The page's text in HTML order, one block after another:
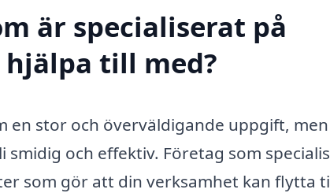
är specialiserat på
till med?
en stor och överväldigande uppgift,
och effektiv. Företag som
som gör att din verksamhet kan flytta